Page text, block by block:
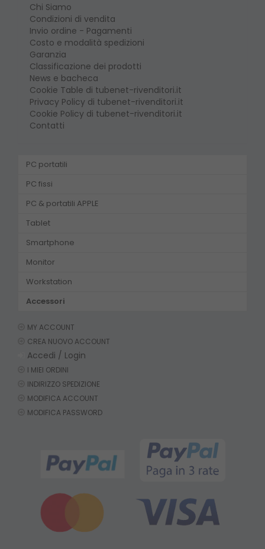
Chi Siamo
Condizioni di vendita
Invio ordine - Pagamenti
Costo e modalità spedizioni
Garanzia
Classificazione dei prodotti
News e bacheca
Cookie Table di tubenet-rivenditori.it
Privacy Policy di tubenet-rivenditori.it
Cookie Policy di tubenet-rivenditori.it
Contatti
PC portatili
PC fissi
PC & portatili APPLE
Tablet
Smartphone
Monitor
Workstation
Accessori
MY ACCOUNT
CREA NUOVO ACCOUNT
Accedi / Login
I MIEI ORDINI
INDIRIZZO SPEDIZIONE
MODIFICA ACCOUNT
MODIFICA PASSWORD